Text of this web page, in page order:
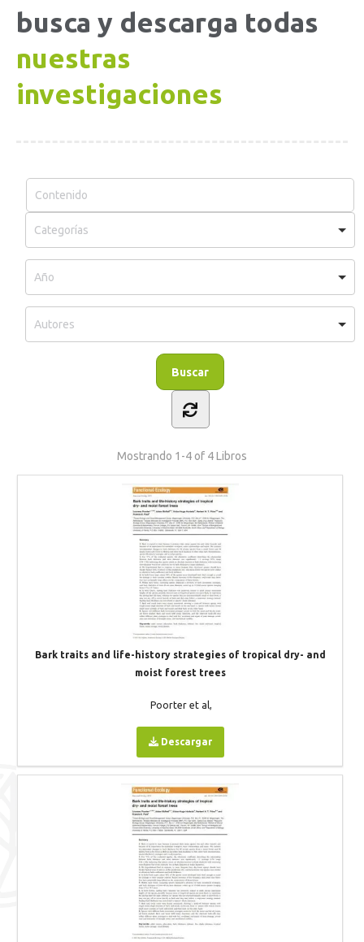
busca y descarga todas
nuestras
investigaciones
Mostrando 1-4 of 4Libros
Bark traits and life-history strategies of tropical dry- and
moist forest trees
Poorter et al,
Descargar